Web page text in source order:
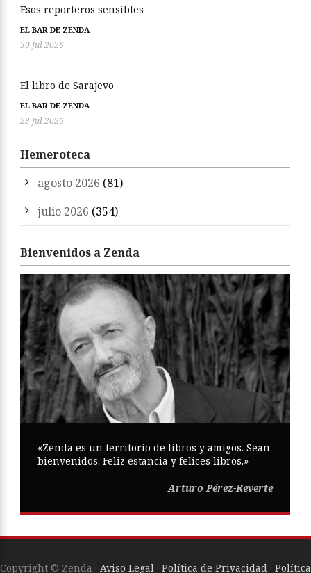
Esos reporteros sensibles
EL BAR DE ZENDA
30 Jul 2026
El libro de Sarajevo
EL BAR DE ZENDA
23 Jul 2026
Hemeroteca
agosto 2026 (81)
julio 2026 (354)
Bienvenidos a Zenda
«Zenda es un territorio de libros y amigos. Sean
bienvenidos. Feliz estancia y felices libros.»
Arturo Pérez-Reverte
Copyright © Zenda · Aviso Legal · Política de Privacidad · Política